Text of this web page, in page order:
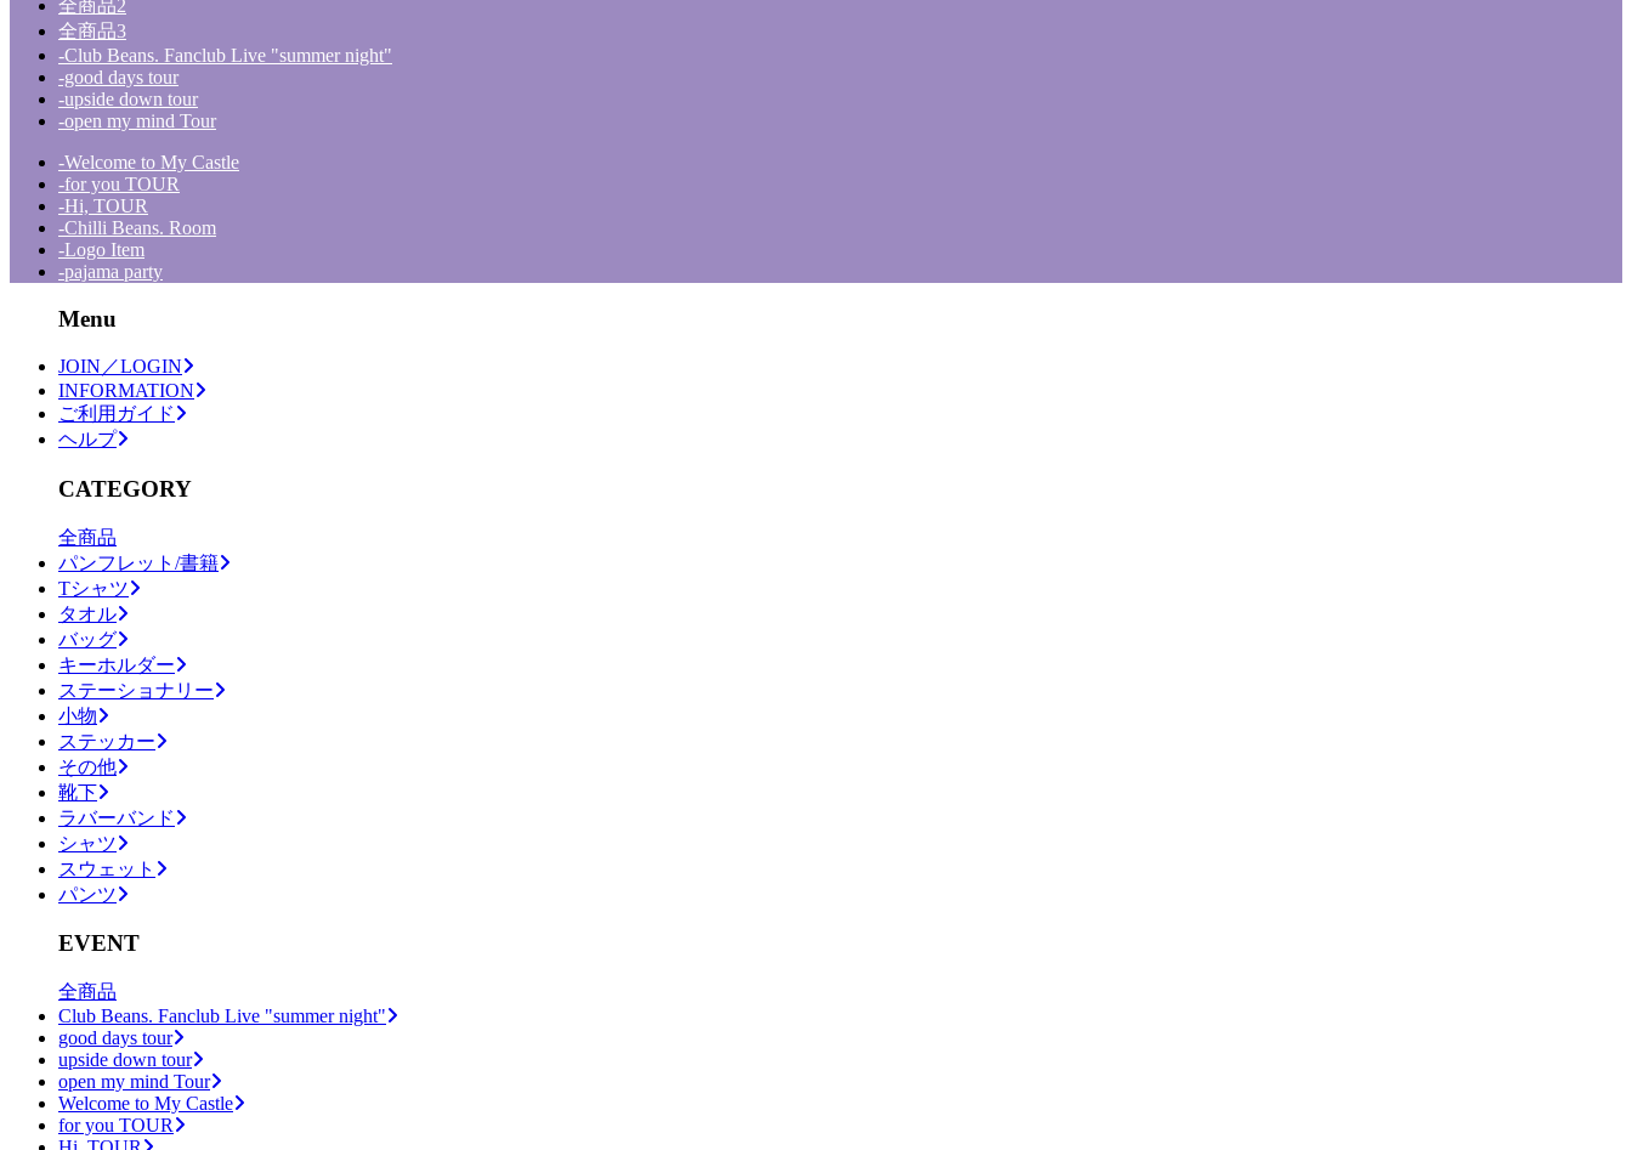
全商品2
全商品3
-Club Beans. Fanclub Live "summer night"
-good days tour
-upside down tour
-open my mind Tour
-Welcome to My Castle
-for you TOUR
-Hi, TOUR
-Chilli Beans. Room
-Logo Item
-pajama party
Menu
JOIN／LOGIN
INFORMATION
ご利用ガイド
ヘルプ
CATEGORY
全商品
パンフレット/書籍
Tシャツ
タオル
バッグ
キーホルダー
ステーショナリー
小物
ステッカー
その他
靴下
ラバーバンド
シャツ
スウェット
パンツ
EVENT
全商品
Club Beans. Fanclub Live "summer night"
good days tour
upside down tour
open my mind Tour
Welcome to My Castle
for you TOUR